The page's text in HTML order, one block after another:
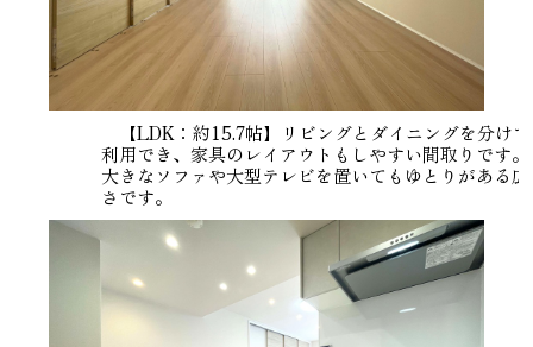
【LDK：約15.7帖】リビングとダイニングを分けて
利用でき、家具のレイアウトもしやすい間取りです。
大きなソファや大型テレビを置いてもゆとりがある広
さです。